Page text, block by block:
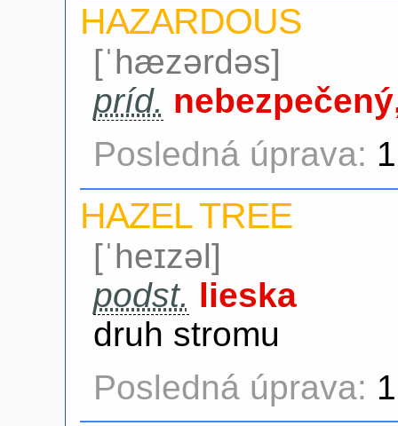
HAZARDOUS
[ˈhæzərdəs]
príd.
Posledná úprava:
HAZEL TREE
[ˈheɪzəl]
podst. lieska
druh stromu
Posledná úprava: